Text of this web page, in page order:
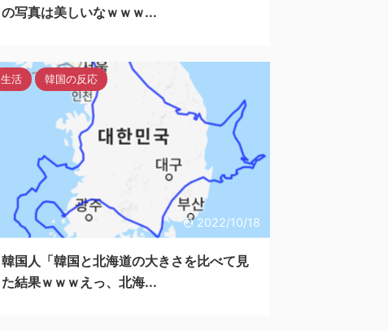
の写真は美しいなｗｗｗ...
2022/10/18
生活 韓国の反応
韓国人「韓国と北海道の大きさを比べて見
た結果ｗｗｗえっ、北海...